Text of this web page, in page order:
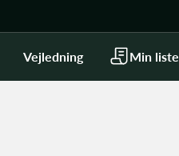
Vejledning Min liste